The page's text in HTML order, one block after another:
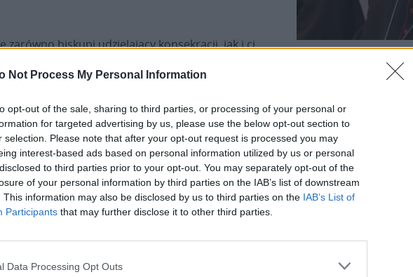
Not Process My Personal Information
opt-out of the sale, sharing to third parties, or processing of your personal or
for targeted advertising by us, please use the below opt-out section to
selection. Please note that after your opt-out request is processed you may
interest-based ads based on personal information utilized by us or personal
to third parties prior to your opt-out. You may separately opt-out of the
of your personal information by third parties on the IAB’s list of downstream
This information may also be disclosed by us to third parties on the IAB’s List of
Participants that may further disclose it to other third parties.
Data Processing Opt Outs
zarówno biskupi udzielający konsekracji, jak i ci,
Jest to bolesny finał wydarzeń, będący
wielokrotnie wyrażanej woli Papieża
zarówno biskupów, jak i kapłanów należących do
świeckich, za ekskomunikowanych należy
Szczegóły zawarte są w „Nocie wyjaśniającej”,
o ekskomunice, której pełny tekst
Przewodniczący